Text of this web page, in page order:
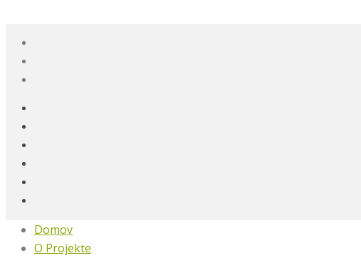
Domov
O Projekte